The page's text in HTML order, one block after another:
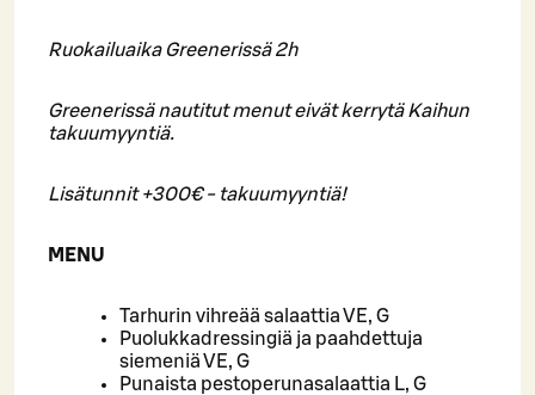
Ruokailuaika Greenerissä 2h
Greenerissä nautitut menut eivät kerrytä Kaihun
takuumyyntiä.
Lisätunnit +300€ - takuumyyntiä!
MENU
Tarhurin vihreää salaattia VE, G
Puolukkadressingiä ja paahdettuja
siemeniä VE, G
Punaista pestoperunasalaattia L, G